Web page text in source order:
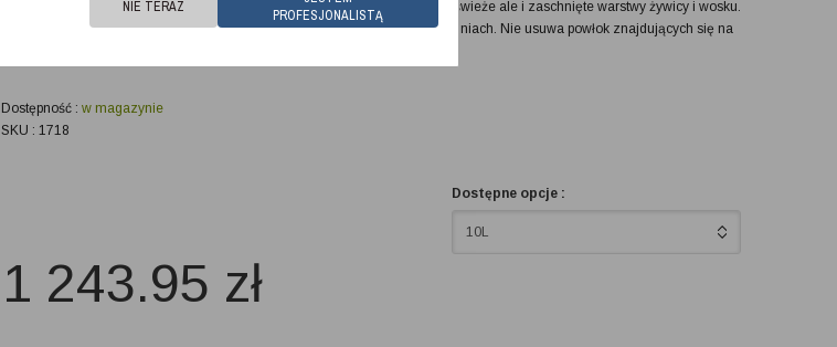
halach sportowych nigdy nie było tak proste! Resinex - rozpuszcza nie tylko świeże ale i zaschnięte warstwy żywicy i wosku.
Powoli wysycha dzięki czemu może być stosowany na większych powierzchniach. Nie usuwa powłok znajdujących się na
Dostępność : w magazynie
SKU : 1718
Dostępne opcje :
10L
1 243.95 zł
PROFESJONALISTĄ
NIE TERAZ